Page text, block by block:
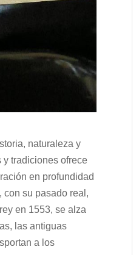
naturaleza y
y tradiciones ofrece
en profundidad
con su pasado real,
en 1553, se alza
las antiguas
a los